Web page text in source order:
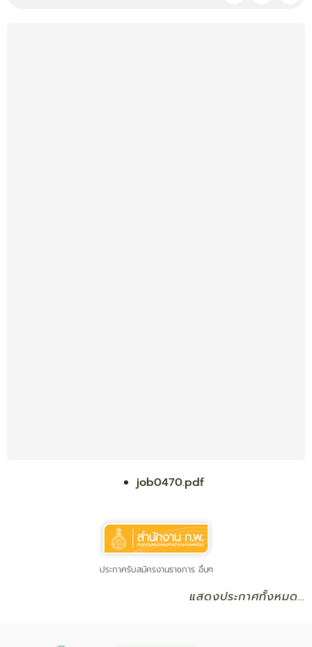
job0470.pdf
ประกาศรับสมัครงานราชการ อื่นๆ
แสดงประกาศทั้งหมด…